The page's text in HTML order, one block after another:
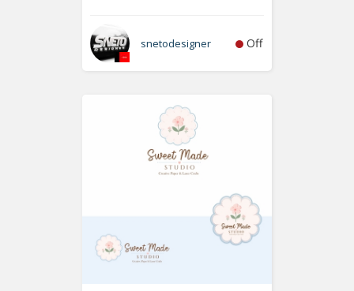
snetodesigner Off